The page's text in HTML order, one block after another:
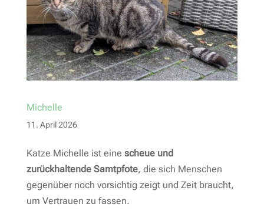
Michelle
11. April 2026
Katze Michelle ist eine scheue und
zurückhaltende Samtpfote, die sich Menschen
gegenüber noch vorsichtig zeigt und Zeit braucht,
um Vertrauen zu fassen.